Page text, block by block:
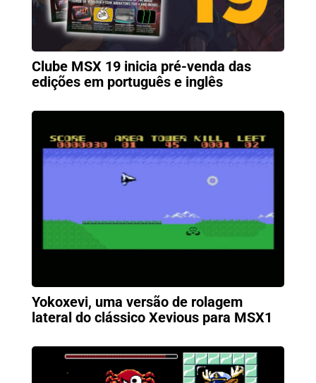
Clube MSX 19 inicia pré-venda das
edições em português e inglês
Yokoxevi, uma versão de rolagem
lateral do clássico Xevious para MSX1